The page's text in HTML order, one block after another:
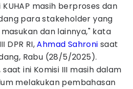
masih berproses dan
para stakeholder yang
dan lainnya," kata
DPR RI,Ahmad Sahroni saat
Rabu (28/5/2025).
ini Komisi III masih dalam
melakukan pembahasan